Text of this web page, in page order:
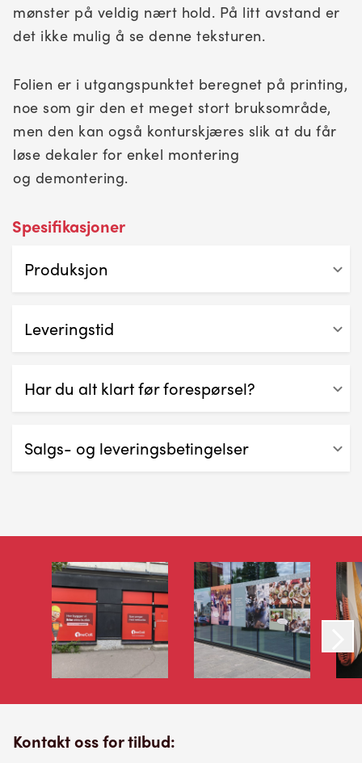
mønster på veldig nært hold. På litt avstand er
det ikke mulig å se denne teksturen.
Folien er i utgangspunktet beregnet på printing,
noe som gir den et meget stort bruksområde,
men den kan også konturskjæres slik at du får
løse dekaler for enkel montering
og demontering.
Spesifikasjoner
Produksjon
slitesterk og fri for giftige avgasser.
Leveringstid
Avhengig av oppdragets omfang
Har du alt klart før forespørsel?
Salgs- og leveringsbetingelser
sted.
Priser og betaling
Alle priser er oppgitt i norske kroner (NOK), og er
eksklusive merverdiavgift. Det kan bli belastet tillegg
for eventuelle korreksjoner som kommer etter
produksjonsstart. Betaling skjer kontant ved henting,
med mindre fakturabetaling eller forhåndsbetaling er
Forbehold
Kontakt oss for tilbud: